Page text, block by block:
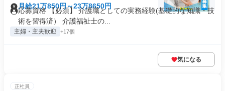
月給21万850円～23万8650円
応募資格 【必須】 介護職としての実務経験(基礎的な知識・技
術を習得済） 介護福祉士の...
主婦・主夫歓迎 +17個
気になる
正社員